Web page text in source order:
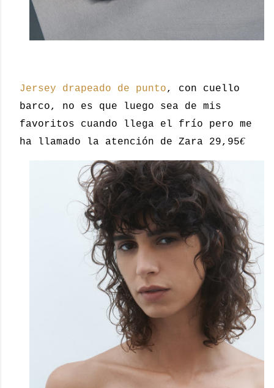
Jersey drapeado de punto, con cuello
barco, no es que luego sea de mis
favoritos cuando llega el frío pero me
ha llamado la atención de Zara 29,95€